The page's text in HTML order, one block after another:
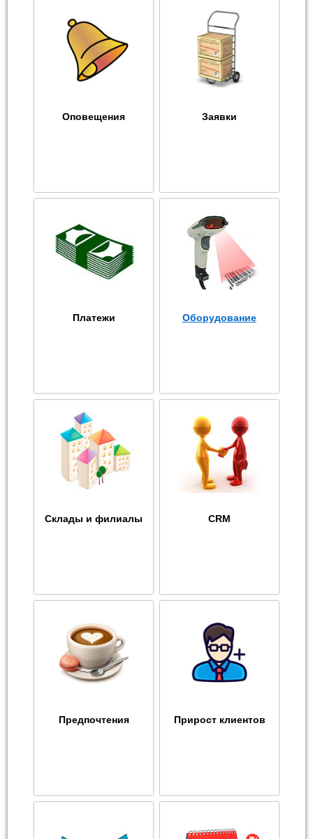
Оповещения Заявки
Платежи Оборудование
Склады и филиалы CRM
Предпочтения Прирост клиентов